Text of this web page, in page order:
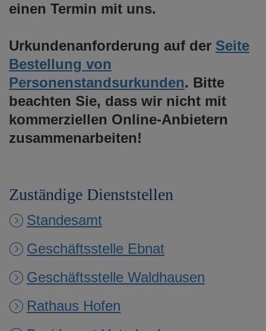
einen Termin mit uns.
Urkundenanforderung auf der Seite
Bestellung von
Personenstandsurkunden. Bitte
beachten Sie, dass wir nicht mit
kommerziellen Online-Anbietern
zusammenarbeiten!
Zuständige Dienststellen
Standesamt
Geschäftsstelle Ebnat
Geschäftsstelle Waldhausen
Rathaus Hofen